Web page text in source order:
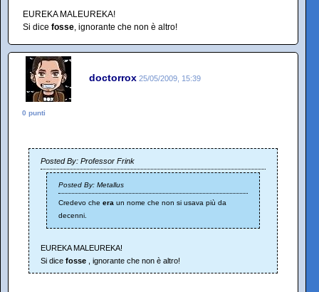
EUREKA MALEUREKA!
Si dice fosse, ignorante che non è altro!
doctorrox 25/05/2009, 15:39
0 punti
Posted By: Professor Frink
Posted By: Metallus
Credevo che era un nome che non si usava più da
decenni.
EUREKA MALEUREKA!
Si dice fosse , ignorante che non è altro!